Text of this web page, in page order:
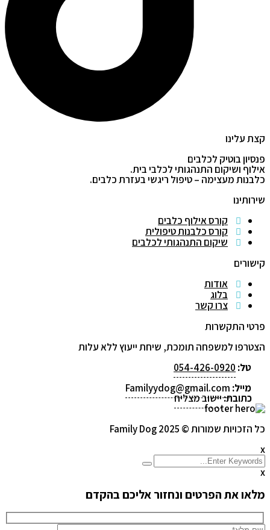
קצת עלינו
פנסיון בוטיק לכלבים
אילוף ושיקום התנהגותי לכלבי בית.
כלבנות מעצימה – טיפול ריגשי בעזרת כלבים.
שירותינו
קורס אילוף כלבים
קורס כלבנות טיפולית
שיקום התנהגותי לכלבים
קישורים
אודות
בלוג
צרו קשר
פרטי התקשרות
הצטרפו למשפחה תומכת, שיחת ייעוץ ללא עלות
טל: 054-426-0920
מייל: Familyydog@gmail.com
כתובת:יישוב מצליח
כל הזכויות שמורות © 2025 Family Dog
x
x
מלאו את הפרטים ונחזור אליכם בהקדם